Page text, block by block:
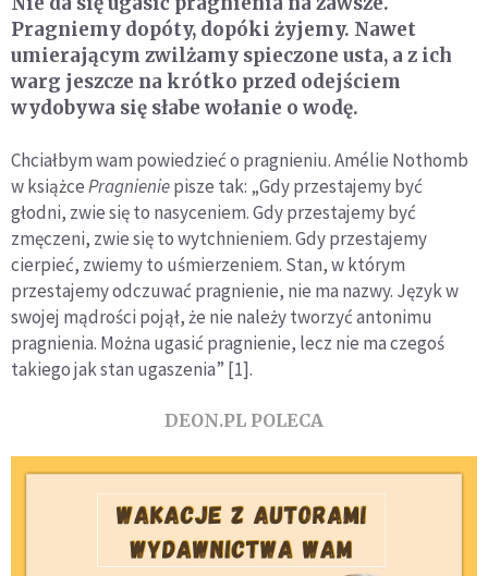
Pragniemy dopóty, dopóki żyjemy. Nawet
umierającym zwilżamy spieczone usta, a z ich
warg jeszcze na krótko przed odejściem
wydobywa się słabe wołanie o wodę.
Chciałbym wam powiedzieć o pragnieniu. Amélie Nothomb
w książcePragnieniepisze tak: „Gdy przestajemy być
głodni, zwie się to nasyceniem. Gdy przestajemy być
zmęczeni, zwie się to wytchnieniem. Gdy przestajemy
cierpieć, zwiemy to uśmierzeniem. Stan, w którym
przestajemy odczuwać pragnienie, nie ma nazwy. Język w
swojej mądrości pojął, że nie należy tworzyć antonimu
pragnienia. Można ugasić pragnienie, lecz nie ma czegoś
takiego jak stan ugaszenia” [1].
DEON.PL POLECA